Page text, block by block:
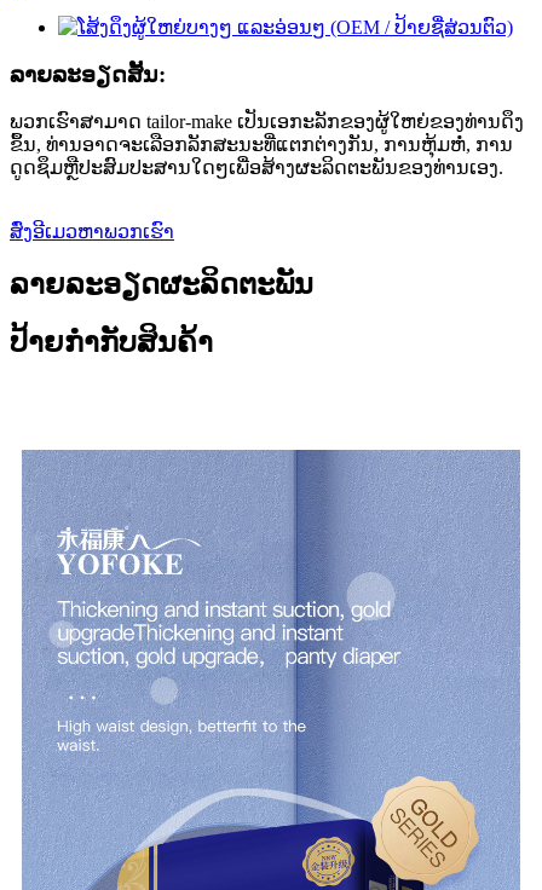
ລາຍ​ລະ​ອຽດ​ສັ້ນ​:
ພວກເຮົາສາມາດ tailor-make ເປັນເອກະລັກຂອງຜູ້ໃຫຍ່ຂອງທ່ານດຶງ
ຂຶ້ນ, ທ່ານອາດຈະເລືອກລັກສະນະທີ່ແຕກຕ່າງກັນ, ການຫຸ້ມຫໍ່, ການ
ດູດຊຶມຫຼືປະສົມປະສານໃດໆເພື່ອສ້າງຜະລິດຕະພັນຂອງທ່ານເອງ.
ສົ່ງອີເມວຫາພວກເຮົາ
ລາຍລະອຽດຜະລິດຕະພັນ
ປ້າຍກຳກັບສິນຄ້າ